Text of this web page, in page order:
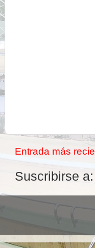
Entrada más
Suscribirse